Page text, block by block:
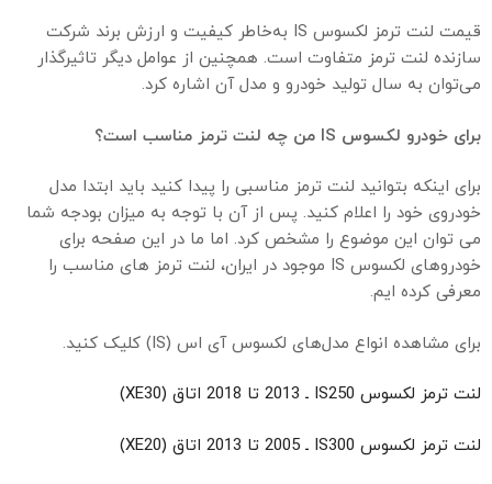
قیمت لنت ترمز لکسوس IS به‌خاطر کیفیت و ارزش برند شرکت
سازنده لنت ترمز متفاوت است. همچنین از عوامل دیگر تاثیر‌گذار
می‌توان به سال تولید خودرو و مدل آن اشاره کرد.
برای خودرو لکسوس IS من چه لنت ترمز مناسب است؟
برای اینکه بتوانید لنت ترمز مناسبی را پیدا کنید باید ابتدا مدل
خودروی خود را اعلام کنید. پس از آن با توجه به میزان بودجه شما
می توان این موضوع را مشخص کرد. اما ما در این صفحه برای
خودروهای لکسوس IS موجود در ایران، لنت ترمز های مناسب را
معرفی کرده ایم.
برای مشاهده انواع مدل‌های لکسوس آی اس (IS) کلیک کنید.
لنت ترمز لکسوس IS250 ـ 2013 تا 2018 اتاق (XE30)
لنت ترمز لکسوس IS300 ـ 2005 تا 2013 اتاق (XE20)